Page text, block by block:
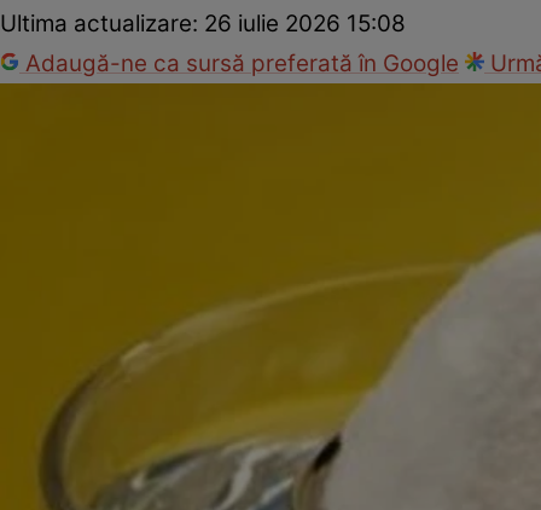
Ultima actualizare: 26 iulie 2026 15:08
Adaugă-ne ca sursă preferată în Google